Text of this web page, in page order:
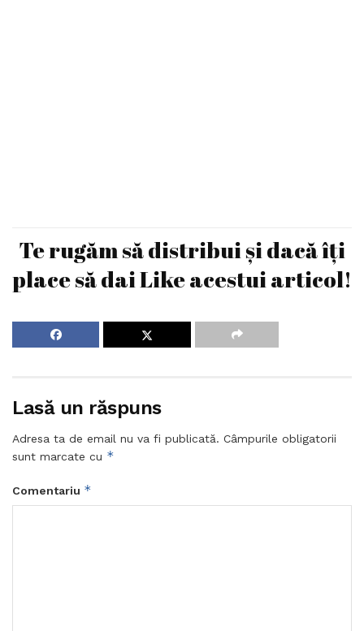
Te rugăm să distribui și dacă îți
place să dai Like acestui articol!
Lasă un răspuns
Adresa ta de email nu va fi publicată. Câmpurile obligatorii
sunt marcate cu *
Comentariu *